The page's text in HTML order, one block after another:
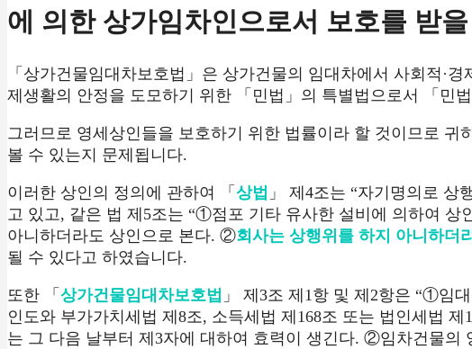
에 의한 상가임차인으로서 보호를 받
「상가건물임대차보호법」은 상가건물의 임대차에서 사회적·
제생활의 안정을 도모하기 위한 「민법」의 특별법으로서 「민
그러므로 영세상인들을 보호하기 위한 법률이라 할 것이므로
볼 수 있는지 문제됩니다.
이러한 상인의 정의에 관하여 「 상법 」 제4조는 “자기명의로 상
고 있고, 같은 법 제5조는 “①점포 기타 유사한 설비에 의하여 상
아니하더라도 상인으로 본다. ②회사는 상행위를 하지 아니하더
될 수 있다고 하였습니다.
또한 「 상가건물임대차보호법 」 제3조 제1항 및 제2항은 “①임
인도와 부가가치세법 제8조, 소득세법 제168조 또는 법인세법
는 그 다음 날부터 제3자에 대하여 효력이 생긴다. ②임차건물의